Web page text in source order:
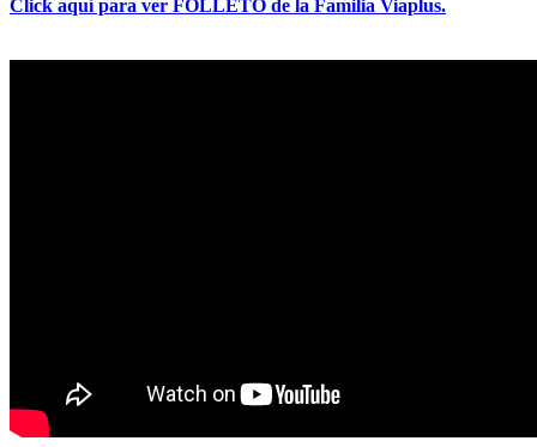
Click aquí para ver FOLLETO de la Familia Viaplus.